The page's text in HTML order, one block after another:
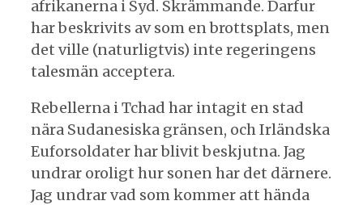
afrikanerna i Syd. Skrämmande. Darfur
har beskrivits av som en brottsplats, men
det ville (naturligtvis) inte regeringens
talesmän acceptera.
Rebellerna i Tchad har intagit en stad
nära Sudanesiska gränsen, och Irländska
Euforsoldater har blivit beskjutna. Jag
undrar oroligt hur sonen har det därnere.
Jag undrar vad som kommer att hända